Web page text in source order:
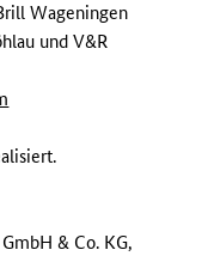
Wageningen
und V&R
& Co. KG,